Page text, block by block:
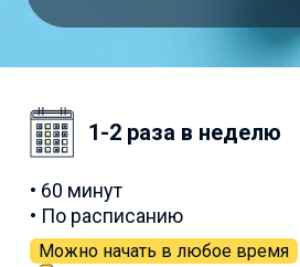
1-2 раза в неделю
• 60 минут
• По расписанию
Можно начать в любое время